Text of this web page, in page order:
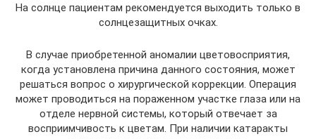
На солнце пациентам рекомендуется выходить только в
солнцезащитных очках.
В случае приобретенной аномалии цветовосприятия,
когда установлена причина данного состояния, может
решаться вопрос о хирургической коррекции. Операция
может проводиться на пораженном участке глаза или на
отделе нервной системы, который отвечает за
восприимчивость к цветам. При наличии катаракты